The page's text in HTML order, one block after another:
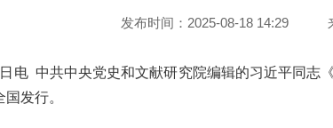
发布时间：2025-08-18 14:29
电 中共中央党史和文献研究院编辑的习近平同志
发行。